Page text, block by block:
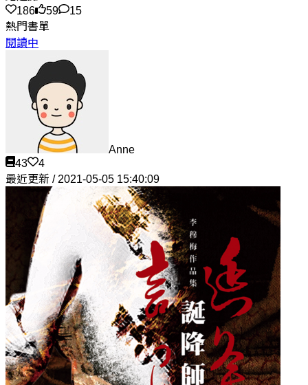
186
59
15
熱門書單
閱讀中
Anne
43
4
最近更新 / 2021-05-05 15:40:09